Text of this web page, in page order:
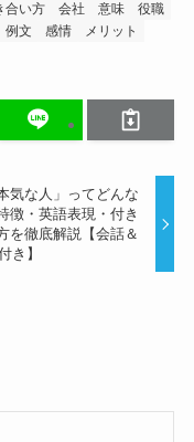
合い方 会社 意味
役職
例文 感情
メリット
気な人」ってどんな
徴・英語表現・付き
を徹底解説【会話＆
き】